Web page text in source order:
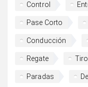
Control
Pase Corto
Conducción
Regate Tiro
Paradas